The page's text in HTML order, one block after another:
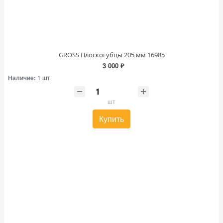
GROSS Плоскогубцы 205 мм 16985
3 000 ₽
Наличие: 1 шт
шт
Купить